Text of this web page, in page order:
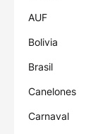
AUF
Bolivia
Brasil
Canelones
Carnaval